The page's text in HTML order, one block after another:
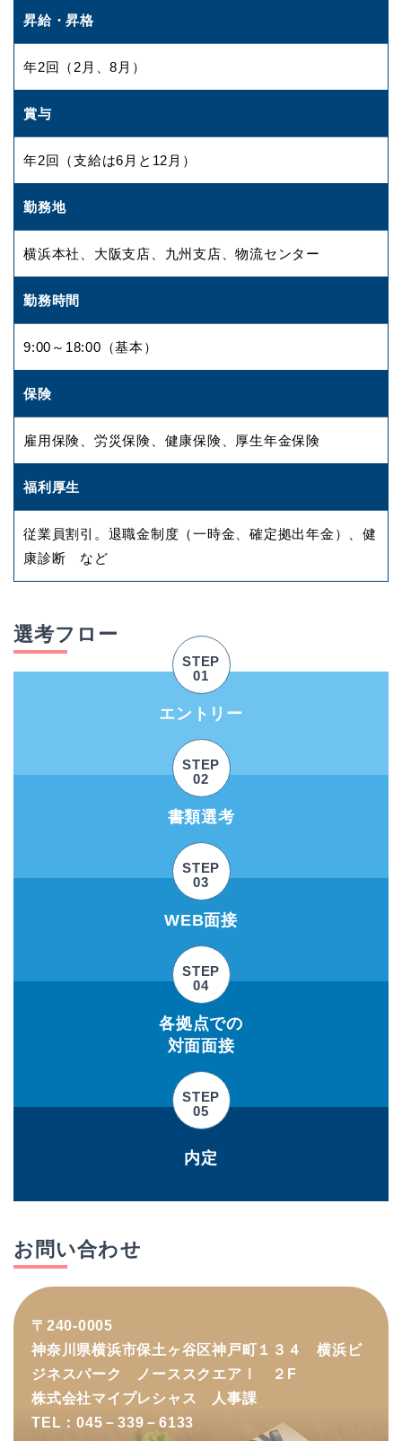
昇給・昇格
年2回（2月、8月）
賞与
年2回（支給は6月と12月）
勤務地
横浜本社、大阪支店、九州支店、物流センター
勤務時間
9:00～18:00（基本）
保険
雇用保険、労災保険、健康保険、厚生年金保険
福利厚生
従業員割引。退職金制度（一時金、確定拠出年金）、健
康診断 など
選考フロー
STEP
01
エントリー
STEP
02
書類選考
STEP
03
WEB面接
STEP
04
各拠点での
対面面接
STEP
05
内定
お問い合わせ
〒240-0005
神奈川県横浜市保土ヶ谷区神戸町１３４ 横浜ビ
ジネスパーク ノーススクエアⅠ ２F
株式会社マイプレシャス 人事課
TEL：045－339－6133